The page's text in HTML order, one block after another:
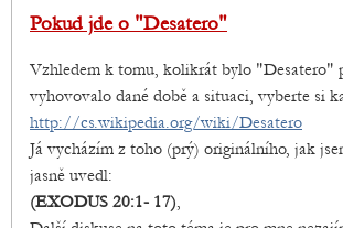
Pokud jde o "Desatero"
Vzhledem k tomu, kolikrát bylo "Desatero"
vyhovovalo dané době a situaci, vyberte si
http://cs.wikipedia.org/wiki/Desatero
Já vycházím z toho (prý) originálního, jak
jasně uvedl:
(EXODUS 20:1- 17),